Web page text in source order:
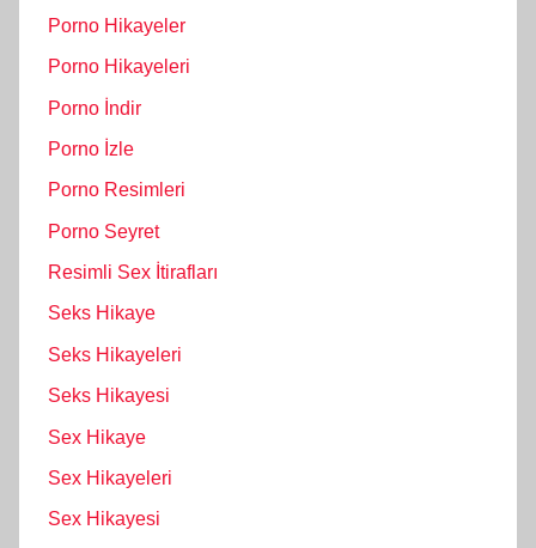
Porno Hikayeler
Porno Hikayeleri
Porno İndir
Porno İzle
Porno Resimleri
Porno Seyret
Resimli Sex İtirafları
Seks Hikaye
Seks Hikayeleri
Seks Hikayesi
Sex Hikaye
Sex Hikayeleri
Sex Hikayesi